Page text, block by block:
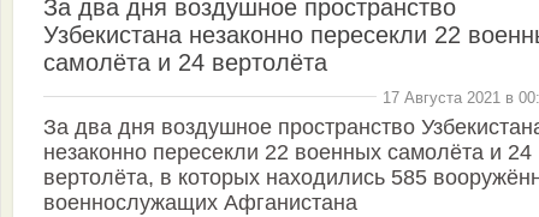
За два дня воздушное пространство
Узбекистана незаконно пересекли 22
самолёта и 24 вертолёта
17 Августа 2021 в
За два дня воздушное пространство
незаконно пересекли 22 военных самолёта и 24
вертолёта, в которых находились 585
военнослужащих Афганистана